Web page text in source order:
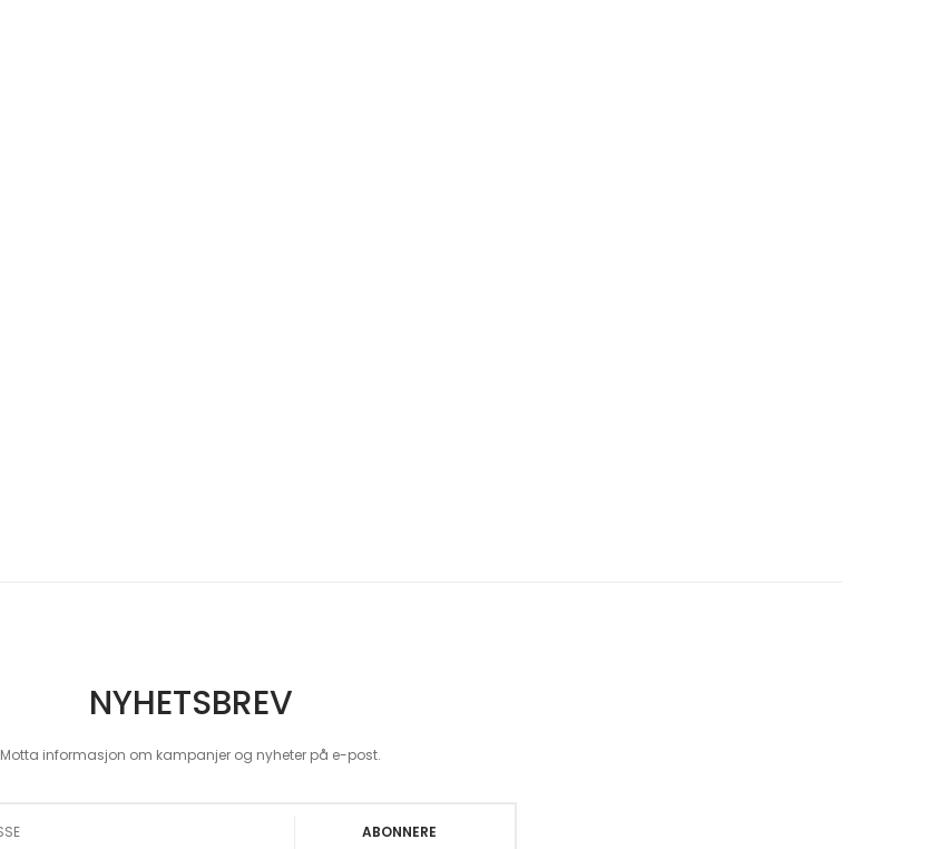
NYHETSBREV
Motta informasjon om kampanjer og nyheter på e-post.
ABONNERE